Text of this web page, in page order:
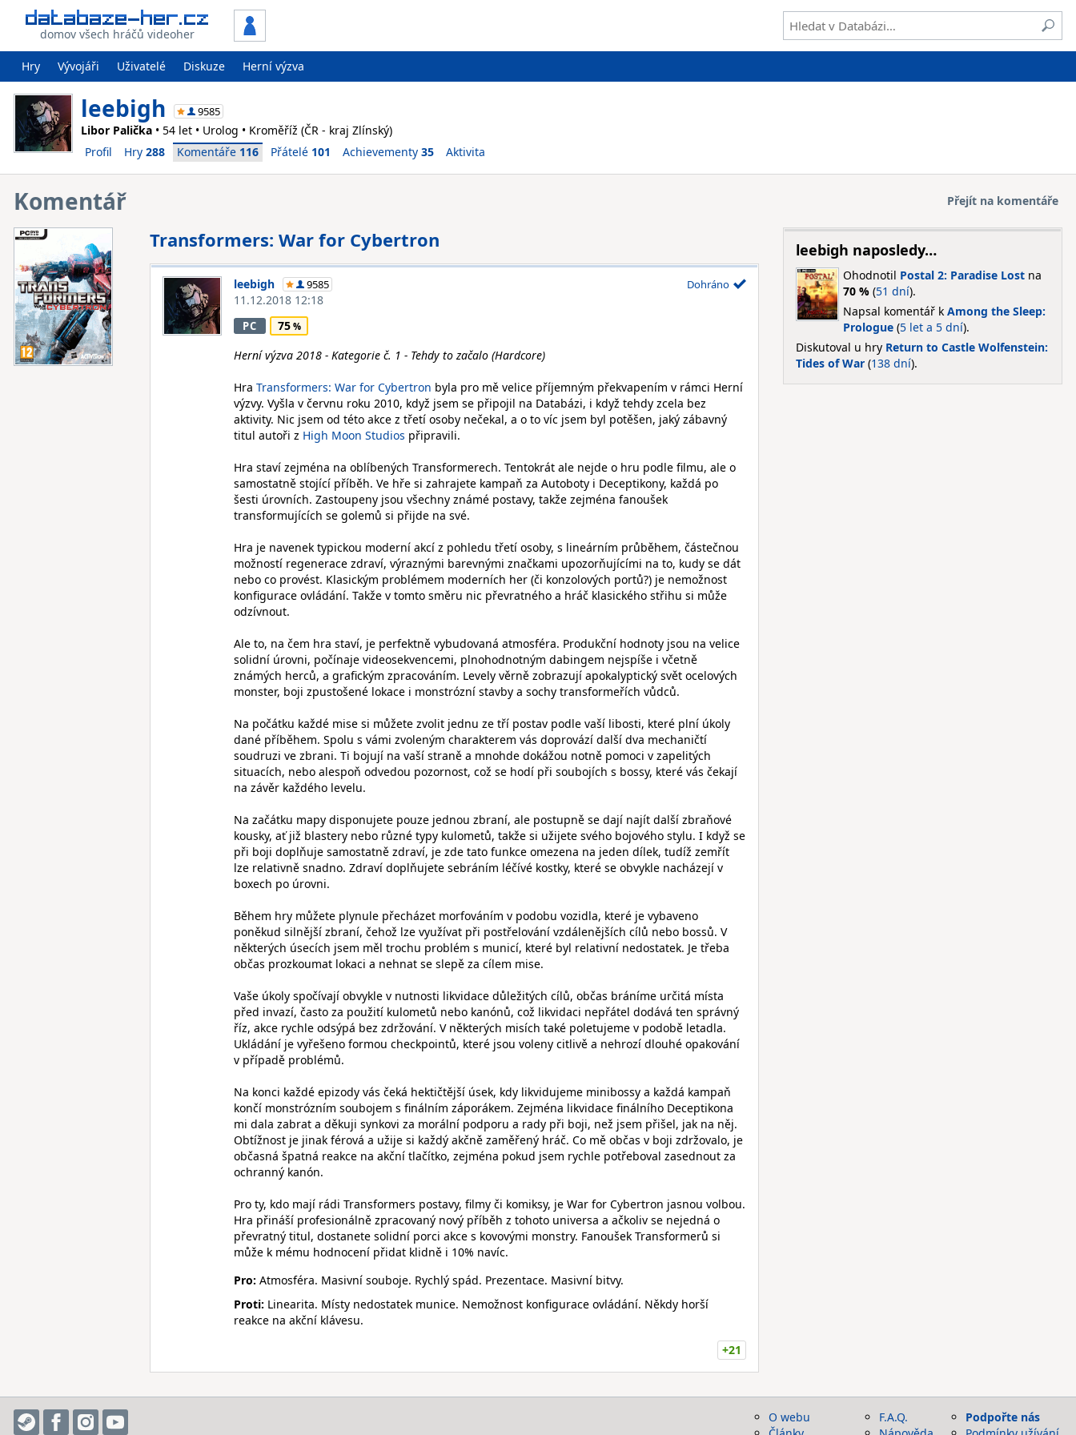
domov všech hráčů videoher
Hry Vývojáři Uživatelé Diskuze Herní výzva
leebigh 9585
Libor Palička • 54 let • Urolog • Kroměříž (ČR - kraj Zlínský)
Profil
Hry 288 Komentáře 116 Přátelé 101 Achievementy 35 Aktivita
Komentář Přejít na komentáře
Transformers: War for Cybertron
leebigh 9585
11.12.2018 12:18
Dohráno
PC
75
Herní výzva 2018 - Kategorie č. 1 - Tehdy to začalo (Hardcore)
Hra Transformers: War for Cybertron byla pro mě velice příjemným překvapením v rámci Herní
výzvy. Vyšla v červnu roku 2010, když jsem se připojil na Databázi, i když tehdy zcela bez
aktivity. Nic jsem od této akce z třetí osoby nečekal, a o to víc jsem byl potěšen, jaký zábavný
titul autoři z High Moon Studios připravili.
Hra staví zejména na oblíbených Transformerech. Tentokrát ale nejde o hru podle filmu, ale o
samostatně stojící příběh. Ve hře si zahrajete kampaň za Autoboty i Deceptikony, každá po
šesti úrovních. Zastoupeny jsou všechny známé postavy, takže zejména fanoušek
transformujících se golemů si přijde na své.
Hra je navenek typickou moderní akcí z pohledu třetí osoby, s lineárním průběhem, částečnou
možností regenerace zdraví, výraznými barevnými značkami upozorňujícími na to, kudy se dát
nebo co provést. Klasickým problémem moderních her (či konzolových portů?) je nemožnost
konfigurace ovládání. Takže v tomto směru nic převratného a hráč klasického střihu si může
odzívnout.
Ale to, na čem hra staví, je perfektně vybudovaná atmosféra. Produkční hodnoty jsou na velice
solidní úrovni, počínaje videosekvencemi, plnohodnotným dabingem nejspíše i včetně
známých herců, a grafickým zpracováním. Levely věrně zobrazují apokalyptický svět ocelových
monster, boji zpustošené lokace i monstrózní stavby a sochy transformeřích vůdců.
Na počátku každé mise si můžete zvolit jednu ze tří postav podle vaší libosti, které plní úkoly
dané příběhem. Spolu s vámi zvoleným charakterem vás doprovází další dva mechaničtí
soudruzi ve zbrani. Ti bojují na vaší straně a mnohde dokážou notně pomoci v zapelitých
situacích, nebo alespoň odvedou pozornost, což se hodí při soubojích s bossy, které vás čekají
na závěr každého levelu.
Na začátku mapy disponujete pouze jednou zbraní, ale postupně se dají najít další zbraňové
kousky, ať již blastery nebo různé typy kulometů, takže si užijete svého bojového stylu. I když se
při boji doplňuje samostatně zdraví, je zde tato funkce omezena na jeden dílek, tudíž zemřít
lze relativně snadno. Zdraví doplňujete sebráním léčívé kostky, které se obvykle nacházejí v
boxech po úrovni.
Během hry můžete plynule přecházet morfováním v podobu vozidla, které je vybaveno
poněkud silnější zbraní, čehož lze využívat při postřelování vzdálenějších cílů nebo bossů. V
některých úsecích jsem měl trochu problém s municí, které byl relativní nedostatek. Je třeba
občas prozkoumat lokaci a nehnat se slepě za cílem mise.
Vaše úkoly spočívají obvykle v nutnosti likvidace důležitých cílů, občas bráníme určitá místa
před invazí, často za použití kulometů nebo kanónů, což likvidaci nepřátel dodává ten správný
říz, akce rychle odsýpá bez zdržování. V některých misích také poletujeme v podobě letadla.
Ukládání je vyřešeno formou checkpointů, které jsou voleny citlivě a nehrozí dlouhé opakování
v případě problémů.
Na konci každé epizody vás čeká hektičtější úsek, kdy likvidujeme minibossy a každá kampaň
končí monstrózním soubojem s finálním záporákem. Zejména likvidace finálního Deceptikona
mi dala zabrat a děkuji synkovi za morální podporu a rady při boji, než jsem přišel, jak na něj.
Obtížnost je jinak férová a užije si každý akčně zaměřený hráč. Co mě občas v boji zdržovalo, je
občasná špatná reakce na akční tlačítko, zejména pokud jsem rychle potřeboval zasednout za
ochranný kanón.
Pro ty, kdo mají rádi Transformers postavy, filmy či komiksy, je War for Cybertron jasnou volbou.
Hra přináší profesionálně zpracovaný nový příběh z tohoto universa a ačkoliv se nejedná o
převratný titul, dostanete solidní porci akce s kovovými monstry. Fanoušek Transformerů si
může k mému hodnocení přidat klidně i 10% navíc.
Pro: Atmosféra. Masivní souboje. Rychlý spád. Prezentace. Masivní bitvy.
Proti: Linearita. Místy nedostatek munice. Nemožnost konfigurace ovládání. Někdy horší
reakce na akční klávesu.
+21
leebigh naposledy…
Ohodnotil Postal 2: Paradise Lostna
70 %(51 dní).
Napsal komentář k Among the Sleep:
Prologue(5 let a 5 dní).
Diskutoval u hry Return to Castle Wolfenstein:
Tides of War(138 dní).
O webu
F.A.Q.
Podpořte nás